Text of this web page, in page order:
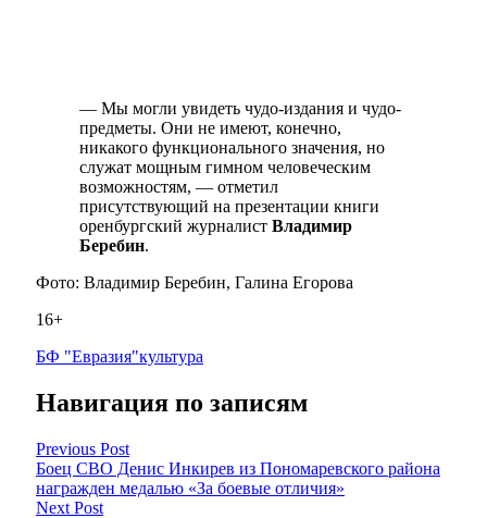
— Мы могли увидеть чудо-издания и чудо-
предметы. Они не имеют, конечно,
никакого функционального значения, но
служат мощным гимном человеческим
возможностям, — отметил
присутствующий на презентации книги
оренбургский журналист Владимир
Беребин.
Фото: Владимир Беребин, Галина Егорова
16+
БФ "Евразия"культура
Навигация по записям
Previous Post
Боец СВО Денис Инкирев из Пономаревского района
награжден медалью «За боевые отличия»
Next Post